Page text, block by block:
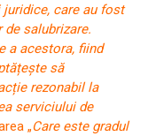
care au fost
salubrizare.
a acestora, fiind
să
rezonabil la
serviciului de
„Care este gradul